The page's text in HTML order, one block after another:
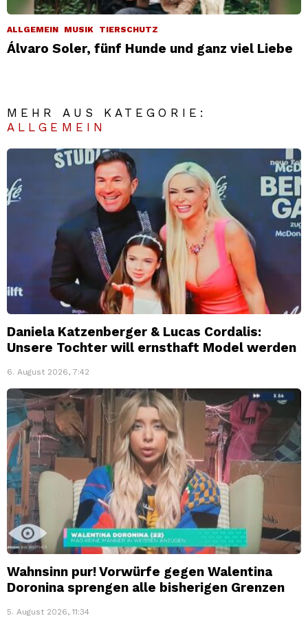
ALLGEMEIN MUSIK TIERSCHUTZ
Álvaro Soler, fünf Hunde und ganz viel Liebe
MEHR AUS KATEGORIE:
ALLGEMEIN
Daniela Katzenberger & Lucas Cordalis:
Unsere Tochter will ernsthaft Model werden
6. August 2026, 7:42
Wahnsinn pur! Vorwürfe gegen Walentina
Doronina sprengen alle bisherigen Grenzen
5. August 2026, 11:34